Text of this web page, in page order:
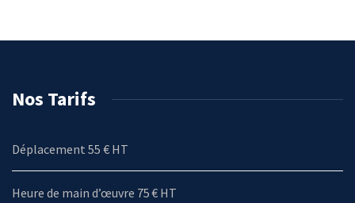
Nos Tarifs
Déplacement 55 € HT
Heure de main d’œuvre 75 € HT